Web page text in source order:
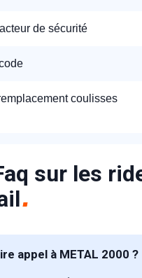
de sécurité
coulisses
sur les
appel à METAL 2000 ?